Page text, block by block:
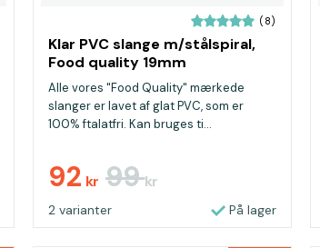
(8)
Klar PVC slange m/stålspiral,
Food quality 19mm
Alle vores "Food Quality" mærkede
slanger er lavet af glat PVC, som er
100% ftalatfri. Kan bruges ti...
92 kr 99kr
2 varianter På lager